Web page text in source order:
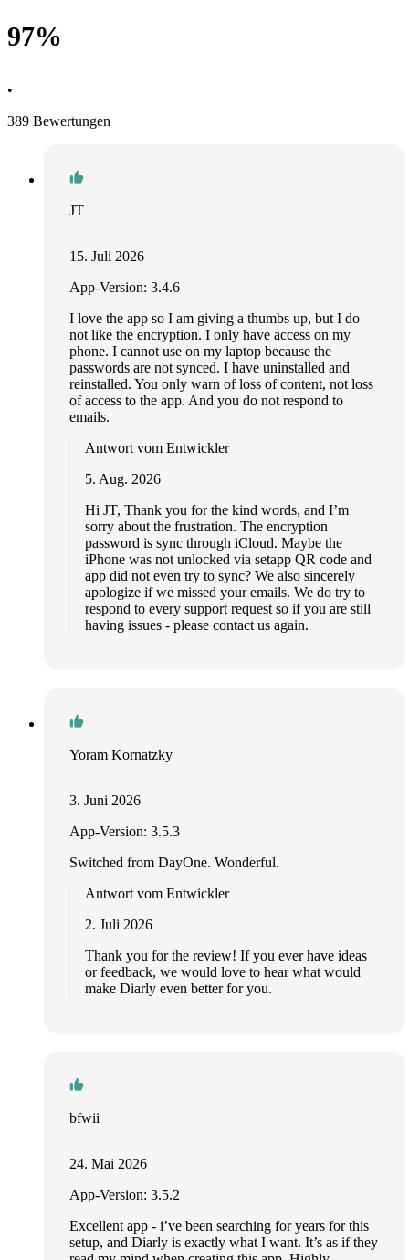
97%
•
389 Bewertungen
JT
15. Juli 2026
App-Version: 3.4.6
I love the app so I am giving a thumbs up, but I do
not like the encryption. I only have access on my
phone. I cannot use on my laptop because the
passwords are not synced. I have uninstalled and
reinstalled. You only warn of loss of content, not loss
of access to the app. And you do not respond to
emails.
Antwort vom Entwickler
5. Aug. 2026
Hi JT, Thank you for the kind words, and I’m
sorry about the frustration. The encryption
password is sync through iCloud. Maybe the
iPhone was not unlocked via setapp QR code and
app did not even try to sync? We also sincerely
apologize if we missed your emails. We do try to
respond to every support request so if you are still
having issues - please contact us again.
Yoram Kornatzky
3. Juni 2026
App-Version: 3.5.3
Switched from DayOne. Wonderful.
Antwort vom Entwickler
2. Juli 2026
Thank you for the review! If you ever have ideas
or feedback, we would love to hear what would
make Diarly even better for you.
bfwii
24. Mai 2026
App-Version: 3.5.2
Excellent app - i’ve been searching for years for this
setup, and Diarly is exactly what I want. It’s as if they